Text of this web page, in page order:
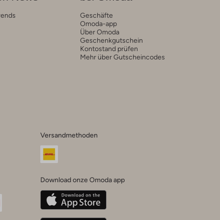
Geschäfte
Omoda-app
Über Omoda
Geschenkgutschein
Kontostand prüfen
Mehr über Gutscheincodes
Versandmethoden
Download onze Omoda app